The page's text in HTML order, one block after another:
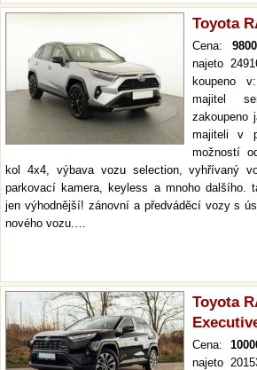
Toyota
Cena:
najeto
koupeno
majitel
zakoupeno
majiteli v
možností
kol 4x4, výbava vozu selection, vyhřívaný
parkovací kamera, keyless a mnoho dalšího.
jen výhodnější! zánovní a předváděcí vozy s
nového vozu.…
Toyota
Cena:
najeto